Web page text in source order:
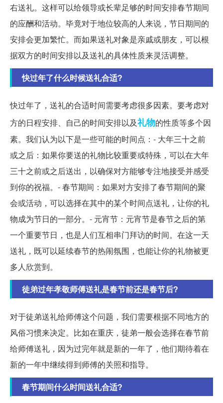
右送礼。这样可以给领导或长辈足够的时间安排春节期间
的应酬和活动。毕竟对于地位较高的人来说，节日期间的
安排会更加繁忙。而如果送礼对象是亲戚或朋友，可以根
据双方的时间安排以及送礼的具体性质来灵活调整。
快过年了什么时候送礼合适?
快过年了，送礼的合适时间需要考虑很多因素。要考虑对
方的日程安排、自己的时间安排以及礼物的性质等多个因
素。我们认为以下是一些可能的时间点：- 大年三十之前
或之后：如果你要送的礼物比较重要或特殊，可以在大年
三十之前或之后送出，以确保对方能够专注地接受并感受
到你的祝福。- 春节期间：如果对方安排了春节期间的聚
会或活动，可以选择在其中的某个时间点送礼，让你的礼
物成为节日的一部分。- 元宵节：元宵节是春节之后的第
一个重要节日，也是人们互相串门拜访的时间。在这一天
送礼，既可以延续春节的热闹氛围，也能让你的礼物被更
多人欣赏到。
徒弟过年孝敬师傅送礼是春节前还是春节后?
对于徒弟送礼给师傅这个问题，我们需要根据不同地方的
风俗习惯来决定。比如在重庆，徒弟一般会选择在春节前
给师傅送礼，因为过完年就是新的一年了，他们期待着在
新的一年中继续得到师傅的关照和指导。
春节期间什么时间送礼合适?